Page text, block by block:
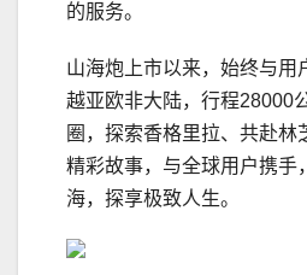
的服务。
山海炮上市以来，始终与用
越亚欧非大陆，行程28000
圈，探索香格里拉、共赴林
精彩故事，与全球用户携手
海，探享极致人生。